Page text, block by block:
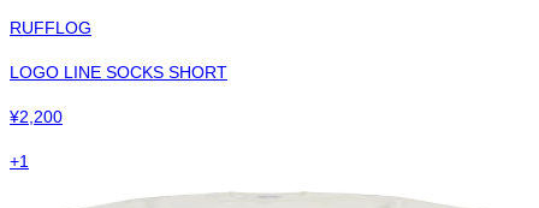
RUFFLOG
LOGO LINE SOCKS SHORT
¥2,200
+1